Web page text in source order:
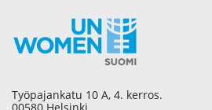
Työpajankatu 10 A, 4. kerros.